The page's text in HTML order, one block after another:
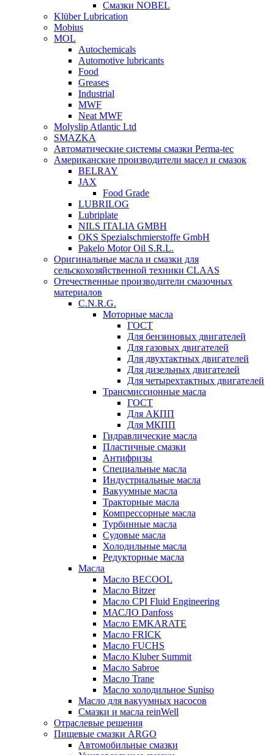
Смазки NOBEL
Klüber Lubrication
Mobius
MOL
Autochemicals
Automotive lubricants
Food
Greases
Industrial
MWF
Neat MWF
Molyslip Atlantic Ltd
SMAZKA
Автоматические системы смазки Perma-tec
Американские производители масел и смазок
BELRAY
JAX
Food Grade
LUBRILOG
Lubriplate
NILS ITALIA GMBH
OKS Spezialschmierstoffe GmbH
Pakelo Motor Oil S.R.L.
Оригинальные масла и смазки для
сельскохозяйственной техники CLAAS
Отечественные производители смазочных
материалов
C.N.R.G.
Моторные масла
ГОСТ
Для бензиновых двигателей
Для газовых двигателей
Для двухтактных двигателей
Для дизельных двигателей
Для четырехтактных двигателей
Трансмиссионные масла
ГОСТ
Для АКПП
Для МКПП
Гидравлические масла
Пластичные смазки
Антифризы
Специальные масла
Индустриальные масла
Вакуумные масла
Тракторные масла
Компрессорные масла
Турбинные масла
Судовые масла
Холодильные масла
Редукторные масла
Масла
Масло BECOOL
Масло Bitzer
Масло CPI Fluid Engineering
МАСЛО Danfoss
Масло EMKARATE
Масло FRICK
Масло FUCHS
Масло Kluber Summit
Масло Sabroe
Масло Trane
Масло холодильное Suniso
Масло для вакуумных насосов
Смазки и масла reinWell
Отраслевые решения
Пищевые смазки ARGO
Автомобильные смазки